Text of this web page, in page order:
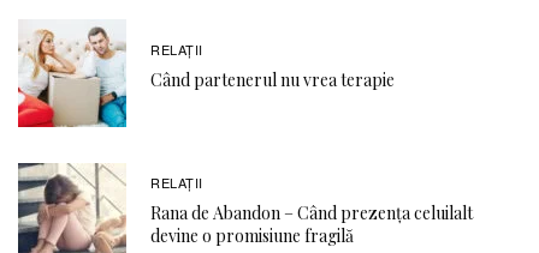
RELAŢII
Când partenerul nu vrea terapie
RELAŢII
Rana de Abandon – Când prezența celuilalt
devine o promisiune fragilă